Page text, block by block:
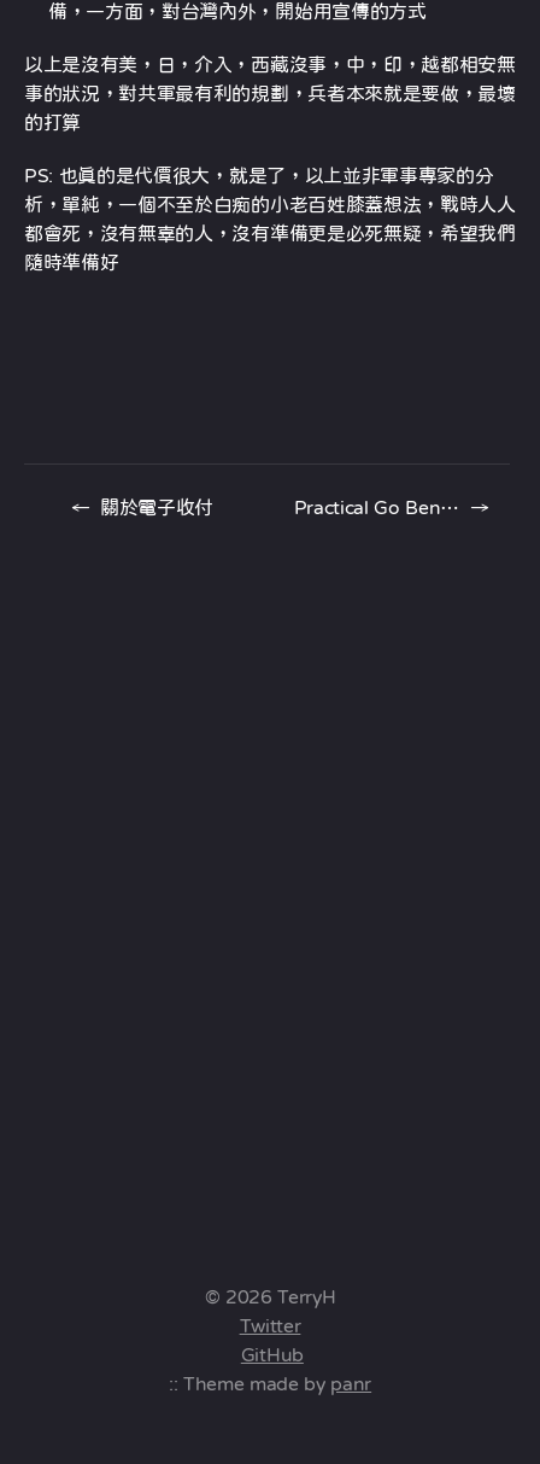
備，一方面，對台灣內外，開始用宣傳的方式
以上是沒有美，日，介入，西藏沒事，中，印，越都相安無
事的狀況，對共軍最有利的規劃，兵者本來就是要做，最壞
的打算
PS: 也真的是代價很大，就是了，以上並非軍事專家的分
析，單純，一個不至於白痴的小老百姓膝蓋想法，戰時人人
都會死，沒有無辜的人，沒有準備更是必死無疑，希望我們
隨時準備好
← 關於電子收付 Practical Go Benchmarks →
© 2026 TerryH
Twitter
GitHub
:: Theme made by panr